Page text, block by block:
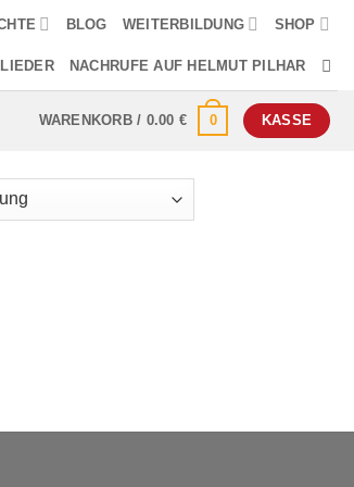
BLOG WEITERBILDUNG SHOP
NACHRUFE AUF HELMUT PILHAR
WARENKORB / 0.00 € 0 KASSE